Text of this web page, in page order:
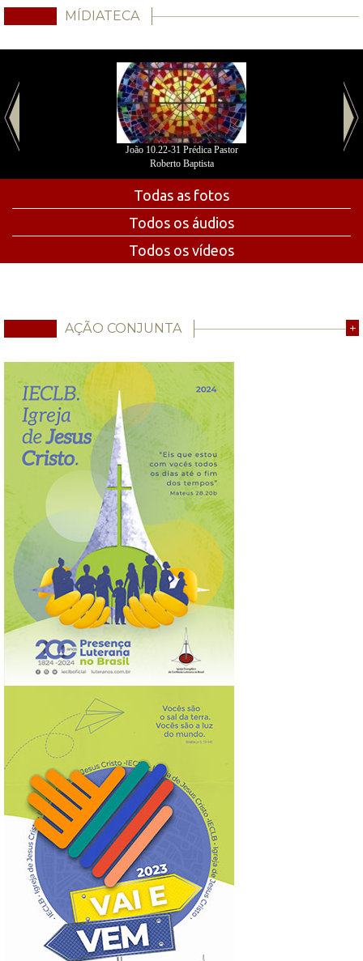
MÍDIATECA
João 10.22-31 Prédica Pastor
Roberto Baptista
Todas as fotos
Todos os áudios
Todos os vídeos
AÇÃO CONJUNTA +